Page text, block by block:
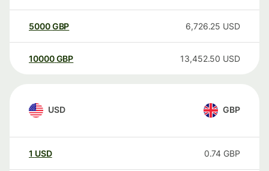
5000GBP 6,726.25 USD
10000 GBP 13,452.50 USD
USD GBP
1 USD 0.74 GBP